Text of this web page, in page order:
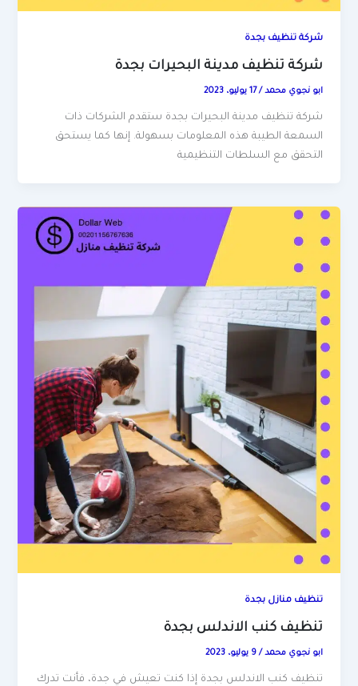
شركة تنظيف بجدة
شركة تنظيف مدينة البحيرات بجدة
ابو نجوي محمد/17 يوليو، 2023
شركة تنظيف مدينة البحيرات بجدة ستقدم الشركات ذات
السمعة الطيبة هذه المعلومات بسهولة. إنها كما يستحق
التحقق مع السلطات التنظيمية
تنظيف منازل بجدة
تنظيف كنب الاندلس بجدة
ابو نجوي محمد/9 يوليو، 2023
تنظيف كنب الاندلس بجدة إذا كنت تعيش في جدة، فأنت تدرك